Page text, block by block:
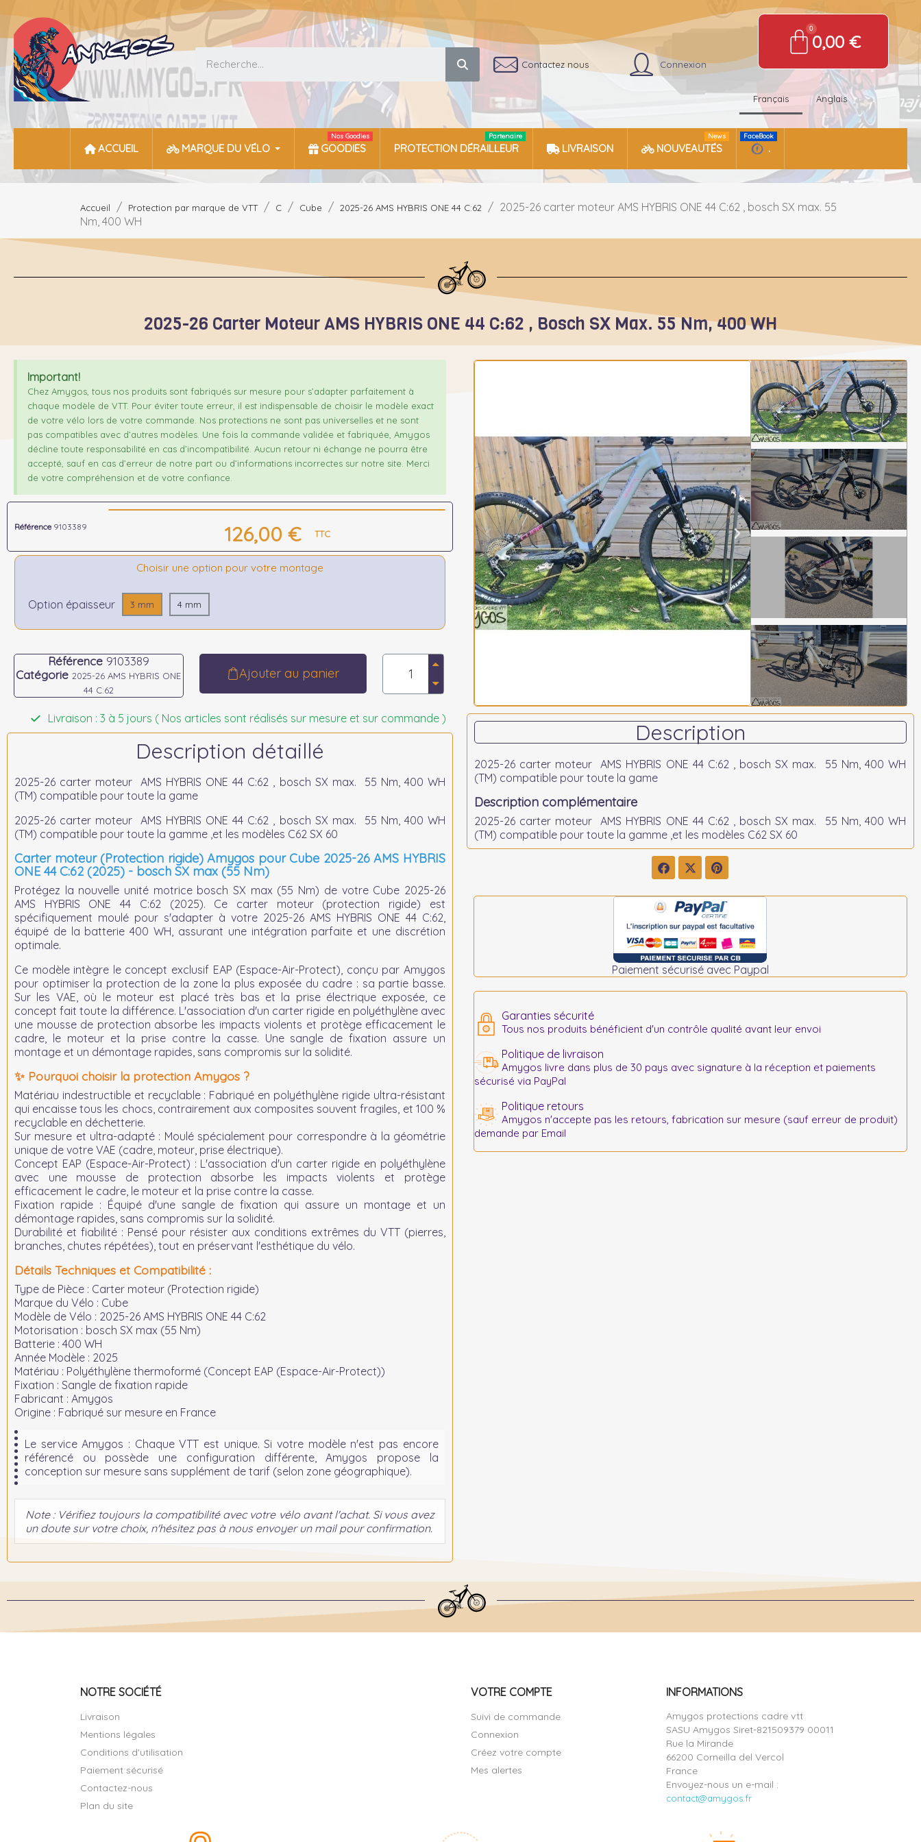
Contactez nous Connexion
0,00 €
Français Anglais
ACCUEIL MARQUE DU VÉLO GOODIES
Nos Goodies
PROTECTION DÉRAILLEUR
Partenaire
LIVRAISON NOUVEAUTÉS
News
.
FaceBook
Accueil Protection par marque de VTT C Cube 2025-26 AMS HYBRIS ONE 44 C:62
2025-26 carter moteur AMS HYBRIS ONE 44 C:62 , bosch SX max. 55
Nm, 400 WH
2025-26 Carter Moteur AMS HYBRIS ONE 44 C:62 , Bosch SX Max. 55 Nm, 400 WH
Important!
Chez Amygos, tous nos produits sont fabriqués sur mesure pour s’adapter parfaitement à
chaque modèle de VTT. Pour éviter toute erreur, il est indispensable de choisir le modèle exact
de votre vélo lors de votre commande. Nos protections ne sont pas universelles et ne sont
pas compatibles avec d’autres modèles. Une fois la commande validée et fabriquée, Amygos
décline toute responsabilité en cas d’incompatibilité. Aucun retour ni échange ne pourra être
accepté, sauf en cas d’erreur de notre part ou d’informations incorrectes sur notre site. Merci
de votre compréhension et de votre confiance.
Référence 9103389 126,00 € TTC
Choisir une option pour votre montage
Option épaisseur 3 mm 4 mm
Référence 9103389
Catégorie 2025-26 AMS HYBRIS ONE
44 C:62
Ajouter au panier
Livraison : 3 à 5 jours ( Nos articles sont réalisés sur mesure et sur commande )
Description détaillé
2025-26 carter moteur AMS HYBRIS ONE 44 C:62 , bosch SX max. 55 Nm, 400 WH
(TM) compatible pour toute la game
2025-26 carter moteur AMS HYBRIS ONE 44 C:62 , bosch SX max. 55 Nm, 400 WH
(TM) compatible pour toute la gamme ,et les modèles C62 SX 60
Carter moteur (Protection rigide) Amygos pour Cube 2025-26 AMS HYBRIS
ONE 44 C:62 (2025) - bosch SX max (55 Nm)
Protégez la nouvelle unité motrice bosch SX max (55 Nm) de votre Cube 2025-26
AMS HYBRIS ONE 44 C:62 (2025). Ce carter moteur (protection rigide) est
spécifiquement moulé pour s'adapter à votre 2025-26 AMS HYBRIS ONE 44 C:62,
équipé de la batterie400 WH, assurant une intégration parfaite et une discrétion
optimale.
Ce modèle intègre le concept exclusif EAP (Espace-Air-Protect), conçu par Amygos
pour optimiser la protection de la zone la plus exposée du cadre : sa partie basse.
Sur les VAE, où le moteur est placé très bas et la prise électrique exposée, ce
concept fait toute la différence. L'association d'un carter rigide en polyéthylène avec
une mousse de protection absorbe les impacts violents et protège efficacement le
cadre, le moteur et la prise contre la casse. Une sangle de fixation assure un
montage et un démontage rapides, sans compromis sur la solidité.
✨ Pourquoi choisir la protection Amygos ?
Matériau indestructible et recyclable : Fabriqué en polyéthylène rigide ultra-résistant
qui encaisse tous les chocs, contrairement aux composites souvent fragiles, et 100 %
recyclable en déchetterie.
Sur mesure et ultra-adapté : Moulé spécialement pour correspondre à la géométrie
unique de votre VAE (cadre, moteur, prise électrique).
Concept EAP (Espace-Air-Protect) : L'association d'un carter rigide en polyéthylène
avec une mousse de protection absorbe les impacts violents et protège
efficacement le cadre, le moteur et la prise contre la casse.
Fixation rapide : Équipé d'une sangle de fixation qui assure un montage et un
démontage rapides, sans compromis sur la solidité.
Durabilité et fiabilité : Pensé pour résister aux conditions extrêmes du VTT (pierres,
branches, chutes répétées), tout en préservant l'esthétique du vélo.
Détails Techniques et Compatibilité :
Type de Pièce : Carter moteur (Protection rigide)
Marque du Vélo : Cube
Modèle de Vélo : 2025-26 AMS HYBRIS ONE 44 C:62
Motorisation : bosch SX max (55 Nm)
Batterie : 400 WH
Année Modèle : 2025
Matériau : Polyéthylène thermoformé (Concept EAP (Espace-Air-Protect))
Fixation : Sangle de fixation rapide
Fabricant : Amygos
Origine : Fabriqué sur mesure en France
Le service Amygos : Chaque VTT est unique. Si votre modèle n'est pas encore
référencé ou possède une configuration différente, Amygos propose la
conception sur mesure sans supplément de tarif (selon zone géographique).
Note : Vérifiez toujours la compatibilité avec votre vélo avant l'achat. Si vous avez
un doute sur votre choix, n'hésitez pas à nous envoyer un mail pour confirmation.
Description
2025-26 carter moteur AMS HYBRIS ONE 44 C:62 , bosch SX max. 55 Nm, 400 WH
(TM) compatible pour toute la game
Description complémentaire
2025-26 carter moteur AMS HYBRIS ONE 44 C:62 , bosch SX max. 55 Nm, 400 WH
(TM) compatible pour toute la gamme ,et les modèles C62 SX 60
Paiement sécurisé avec Paypal
Garanties sécurité
Tous nos produits bénéficient d'un contrôle qualité avant leur envoi
Politique de livraison
Amygos livre dans plus de 30 pays avec signature à la réception et paiements
sécurisé via PayPal
Politique retours
Amygos n'accepte pas les retours, fabrication sur mesure (sauf erreur de produit)
demande par Email
NOTRE SOCIÉTÉ
Livraison
Mentions légales
Conditions d'utilisation
Paiement sécurisé
Contactez-nous
Plan du site
VOTRE COMPTE
Suivi de commande
Connexion
Créez votre compte
Mes alertes
INFORMATIONS
Amygos protections cadre vtt
SASU Amygos Siret-821509379 00011
Rue la Mirande
66200 Corneilla del Vercol
France
Envoyez-nous un e-mail :
contact@amygos.fr